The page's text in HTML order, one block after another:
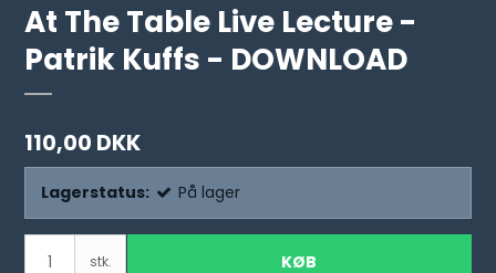
At The Table Live Lecture -
Patrik Kuffs - DOWNLOAD
110,00 DKK
Lagerstatus: På lager
stk. KØB